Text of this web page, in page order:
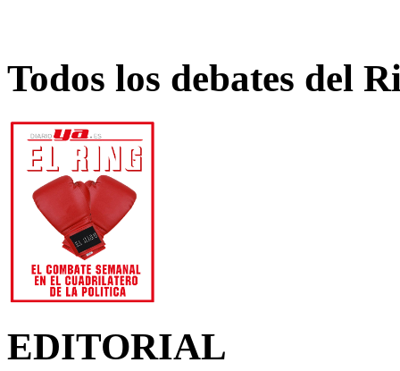
Todos los debates del
EDITORIAL